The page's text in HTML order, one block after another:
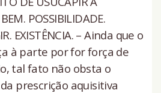
POSSIBILIDADE.
EXISTÊNCIA. – Ainda que o
à parte por for força de
tal fato não obsta o
prescrição aquisitiva